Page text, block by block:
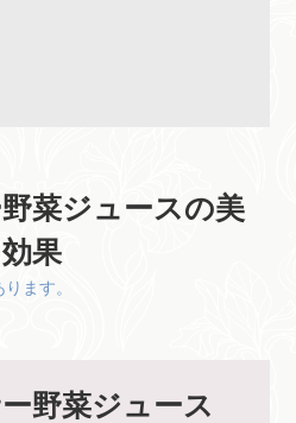
菜ジュースの美
果
ます。
野菜ジュース